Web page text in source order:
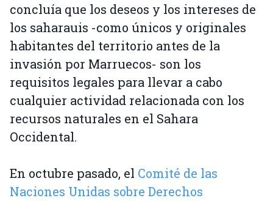
concluía que los deseos y los intereses de
los saharauis -como únicos y originales
habitantes del territorio antes de la
invasión por Marruecos- son los
requisitos legales para llevar a cabo
cualquier actividad relacionada con los
recursos naturales en el Sahara
Occidental.
En octubre pasado, el Comité de las
Naciones Unidas sobre Derechos